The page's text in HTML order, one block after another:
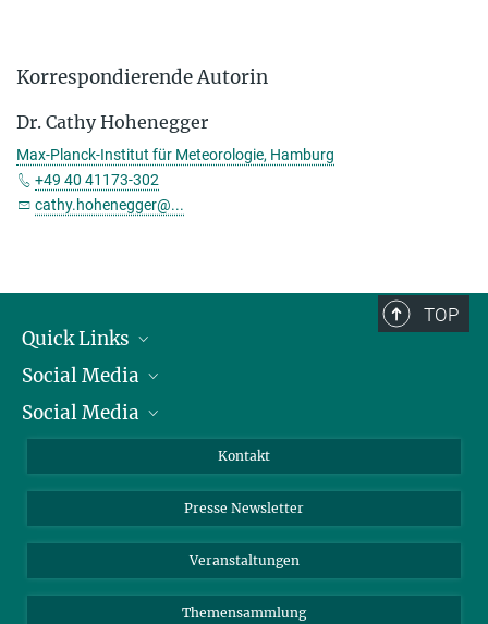
Korrespondierende Autorin
Dr. Cathy Hohenegger
Max-Planck-Institut für Meteorologie, Hamburg
+49 40 41173-302
cathy.hohenegger@...
TOP
Quick Links
Präsident
Zahlen und Fakten
Meldestelle Fehlverhalten
Social Media
Bluesky
Social Media
YouTube
Kontakt
Presse Newsletter
Veranstaltungen
Themensammlung